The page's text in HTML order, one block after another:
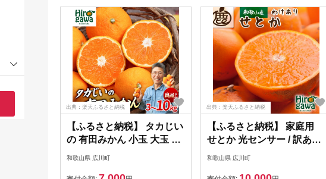
予定 ※配送不可地域：北海
道・離島・沖縄県
//mandarin
出典：楽天ふるさと納税
【ふるさと納税】 タカじい
の 有田みかん 小玉 大玉 サ
イズ混合 / 温州みかん 有田
和歌山県 広川町
出典：楽天ふるさと納税
【ふるさと納税】 家庭用
せとか 光センサー / 訳あり
甘い 和歌山 柑橘 1kg 5kg
和歌山県 広川町